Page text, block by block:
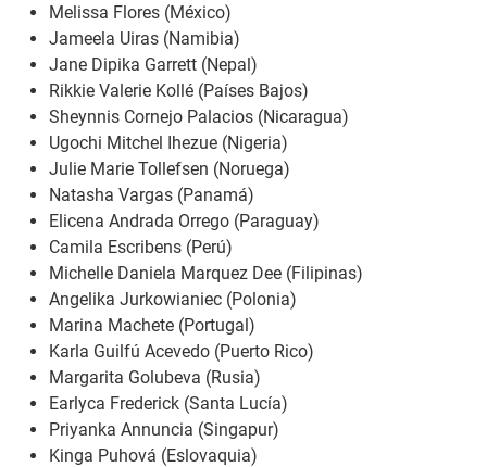
Melissa Flores (México)
Jameela Uiras (Namibia)
Jane Dipika Garrett (Nepal)
Rikkie Valerie Kollé (Países Bajos)
Sheynnis Cornejo Palacios (Nicaragua)
Ugochi Mitchel Ihezue (Nigeria)
Julie Marie Tollefsen (Noruega)
Natasha Vargas (Panamá)
Elicena Andrada Orrego (Paraguay)
Camila Escribens (Perú)
Michelle Daniela Marquez Dee (Filipinas)
Angelika Jurkowianiec (Polonia)
Marina Machete (Portugal)
Karla Guilfú Acevedo (Puerto Rico)
Margarita Golubeva (Rusia)
Earlyca Frederick (Santa Lucía)
Priyanka Annuncia (Singapur)
Kinga Puhová (Eslovaquia)